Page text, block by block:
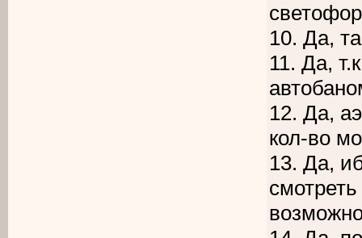
10. Да,
11. Да,
12. Да,
кол-во
13. Да,